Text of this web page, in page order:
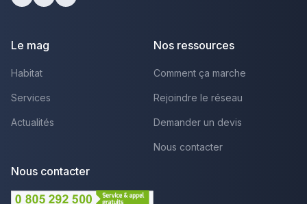
Le mag
Habitat
Services
Actualités
Nos ressources
Comment ça marche
Rejoindre le réseau
Demander un devis
Nous contacter
Nous contacter